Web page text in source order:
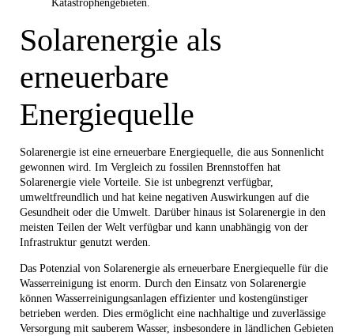
Katastrophengebieten.
Solarenergie als
erneuerbare
Energiequelle
Solarenergie ist eine erneuerbare Energiequelle, die aus Sonnenlicht
gewonnen wird. Im Vergleich zu fossilen Brennstoffen hat
Solarenergie viele Vorteile. Sie ist unbegrenzt verfügbar,
umweltfreundlich und hat keine negativen Auswirkungen auf die
Gesundheit oder die Umwelt. Darüber hinaus ist Solarenergie in den
meisten Teilen der Welt verfügbar und kann unabhängig von der
Infrastruktur genutzt werden.
Das Potenzial von Solarenergie als erneuerbare Energiequelle für die
Wasserreinigung ist enorm. Durch den Einsatz von Solarenergie
können Wasserreinigungsanlagen effizienter und kostengünstiger
betrieben werden. Dies ermöglicht eine nachhaltige und zuverlässige
Versorgung mit sauberem Wasser, insbesondere in ländlichen Gebieten